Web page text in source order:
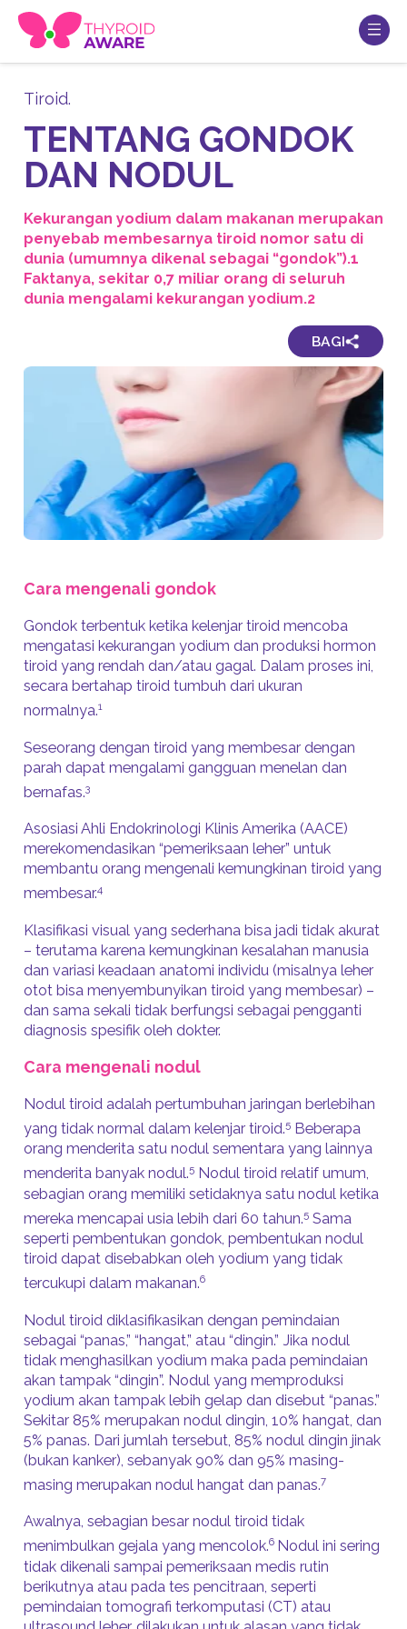
Tiroid.
TENTANG GONDOK
DAN NODUL
Kekurangan yodium dalam makanan merupakan
penyebab membesarnya tiroid nomor satu di
dunia (umumnya dikenal sebagai “gondok”).1
Faktanya, sekitar 0,7 miliar orang di seluruh
dunia mengalami kekurangan yodium.2
BAGI
Cara mengenali gondok
Gondok terbentuk ketika kelenjar tiroid mencoba
mengatasi kekurangan yodium dan produksi hormon
tiroid yang rendah dan/atau gagal. Dalam proses ini,
secara bertahap tiroid tumbuh dari ukuran
normalnya.1
Seseorang dengan tiroid yang membesar dengan
parah dapat mengalami gangguan menelan dan
bernafas.3
Asosiasi Ahli Endokrinologi Klinis Amerika (AACE)
merekomendasikan “pemeriksaan leher” untuk
membantu orang mengenali kemungkinan tiroid yang
membesar.4
Klasifikasi visual yang sederhana bisa jadi tidak akurat
– terutama karena kemungkinan kesalahan manusia
dan variasi keadaan anatomi individu (misalnya leher
otot bisa menyembunyikan tiroid yang membesar) –
dan sama sekali tidak berfungsi sebagai pengganti
diagnosis spesifik oleh dokter.
Cara mengenali nodul
Nodul tiroid adalah pertumbuhan jaringan berlebihan
yang tidak normal dalam kelenjar tiroid.5 Beberapa
orang menderita satu nodul sementara yang lainnya
menderita banyak nodul.5 Nodul tiroid relatif umum,
sebagian orang memiliki setidaknya satu nodul ketika
mereka mencapai usia lebih dari 60 tahun.5 Sama
seperti pembentukan gondok, pembentukan nodul
tiroid dapat disebabkan oleh yodium yang tidak
tercukupi dalam makanan.6
Nodul tiroid diklasifikasikan dengan pemindaian
sebagai “panas,” “hangat,” atau “dingin.” Jika nodul
tidak menghasilkan yodium maka pada pemindaian
akan tampak “dingin”. Nodul yang memproduksi
yodium akan tampak lebih gelap dan disebut “panas.”
Sekitar 85% merupakan nodul dingin, 10% hangat, dan
5% panas. Dari jumlah tersebut, 85% nodul dingin jinak
(bukan kanker), sebanyak 90% dan 95% masing-
masing merupakan nodul hangat dan panas.7
Awalnya, sebagian besar nodul tiroid tidak
menimbulkan gejala yang mencolok.6 Nodul ini sering
tidak dikenali sampai pemeriksaan medis rutin
berikutnya atau pada tes pencitraan, seperti
pemindaian tomografi terkomputasi (CT) atau